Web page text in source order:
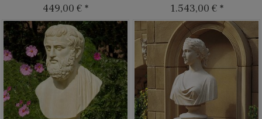
449,00 € * 1.543,00 € *